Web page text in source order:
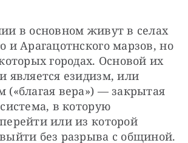
в основном живут в селах
и Арагацотнского марзов, но
городах. Основой их
является езидизм, или
вера») — закрытая
в которую
или из которой
без разрыва с общиной.